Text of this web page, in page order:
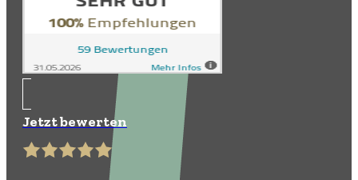
Jetzt bewerten